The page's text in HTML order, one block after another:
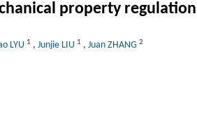
property
LYU 1 , Junjie LIU 1 , Juan ZHANG 2